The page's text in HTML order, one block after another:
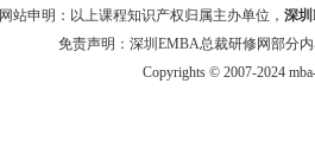
网站申明：以上课程知识产权归属主办单位， 深
免责声明：深圳EMBA总裁研修网部分
Copyrights © 2007-2024